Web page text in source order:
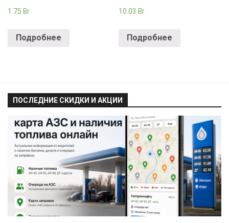
1.75 Br
Подробнее
10.03 Br
Подробнее
ПОСЛЕДНИЕ СКИДКИ И АКЦИИ